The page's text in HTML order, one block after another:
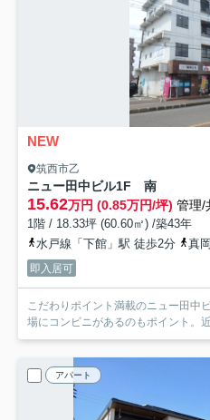
NEW
筑西市乙
ニュー田中ビル1F 南
15.62万円 (0.85万円/坪) 管理/
1階 / 18.33坪 (60.60㎡) /築43年
水戸線「下館」駅 徒歩2分
真
即入居可
こだわりポイント満載のニュー田中
場にコンビニがあるのもポイント。
アパート